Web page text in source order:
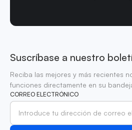
Suscríbase a nuestro
Reciba las mejores y más recientes
funciones directamente en su
CORREO ELECTRÓNICO